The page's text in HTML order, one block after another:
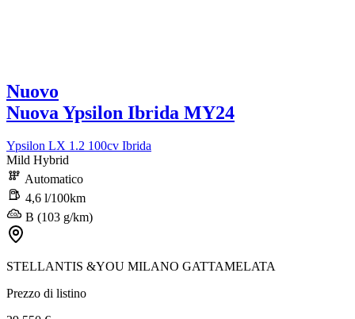
Nuovo
Nuova Ypsilon Ibrida MY24
Ypsilon LX 1.2 100cv Ibrida
Mild Hybrid
Automatico
4,6 l/100km
B (103 g/km)
STELLANTIS &YOU MILANO GATTAMELATA
Prezzo di listino